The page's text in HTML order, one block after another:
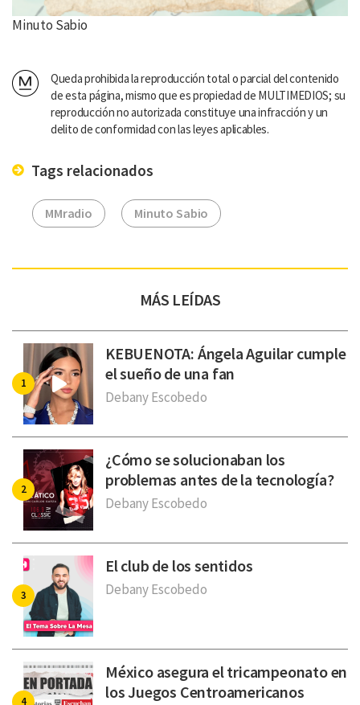
Minuto Sabio
Queda prohibida la reproducción total o parcial del contenido
de esta página, mismo que es propiedad de MULTIMEDIOS; su
reproducción no autorizada constituye una infracción y un
delito de conformidad con las leyes aplicables.
Tags relacionados
MMradio Minuto Sabio
MÁS LEÍDAS
KEBUENOTA: Ángela Aguilar cumple
el sueño de una fan
Debany Escobedo
¿Cómo se solucionaban los
problemas antes de la tecnología?
Debany Escobedo
El club de los sentidos
Debany Escobedo
México asegura el tricampeonato en
los Juegos Centroamericanos